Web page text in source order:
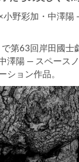
小野彩加・中澤陽
第63回岸田國士
澤陽 — スペース
ション作品。